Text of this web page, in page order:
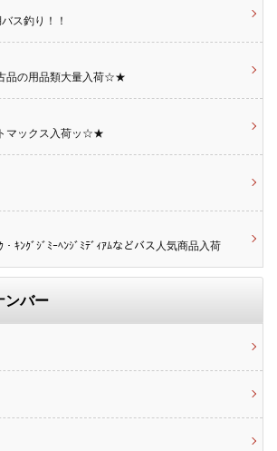
ス釣り！！
品の用品類大量入荷☆★
マックス入荷ッ☆★
・ｷﾝｸﾞｼﾞﾐｰﾍﾝｼﾞﾐﾃﾞｨｱﾑなどバス人気商品入荷
ンバー